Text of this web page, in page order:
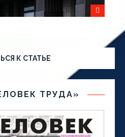
К СТАТЬЕ
ТРУДА»